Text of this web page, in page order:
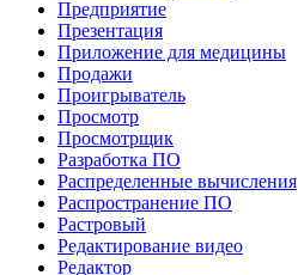
Предприятие
Презентация
Приложение для медицины
Продажи
Проигрыватель
Просмотр
Просмотрщик
Разработка ПО
Распределенные вычисления
Распространение ПО
Растровый
Редактирование видео
Редактор